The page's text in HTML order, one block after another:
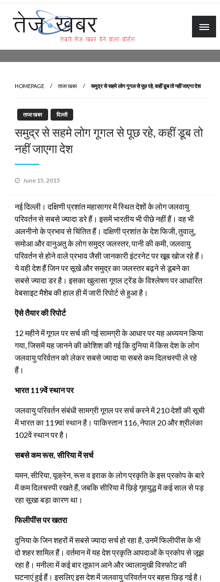
Skip
content
HOMEPAGE ताजा खबर समुद्र से सहमे लोग गूगल से पूछ रहे, कहीं डूब तो नहीं जाएगा देश
ताजा खबर दिल्ली
समुद्र से सहमे लोग गूगल से पूछ रहे, कहीं डूब तो
नहीं जाएगा देश
Posted
June 15, 2015
नई दिल्ली। दक्षिणी प्रशांत महासागर में स्थित देशों के लोग जलवायु
परिवर्तन से सबसे ज्यादा डरे हैं। इसमें भारतीय भी पीछे नहीं हैं। वह भी
अलनीनो के प्रभाव से चिंतित हैं। दक्षिणी प्रशांत के देश फिजी, तुवालु,
समोआ और वानुअतु के लोग समुद्र जलस्तर, पानी की कमी, जलवायु
परिवर्तन से होने वाले प्रभाव जैसी जानकारी इंटरनेट पर खूब खोज रहे हैं।
ये वही देश हैं जिन पर सूखे और समुद्र का जलस्तर बढ़ने से डूबने का
सबसे ज्यादा डर है। इसका खुलासा गूगल ट्रेंड के विश्लेषण पर आधारित
वेबसाइट मैशेब की हाल ही में जारी रिपोर्ट से हुआ है।
ऎसे तैयार की रिपोर्ट
12 महीने में गूगल पर सर्च की गई सामग्री के आधार पर यह अध्ययन किया
गया, जिसमें यह जानने की कोशिश की गई कि दुनिया में किस देश के लोग
जलवायु परिर्वतन को लेकर सबसे ज्यादा या सबसे कम दिलचस्पी ले रहे
हैं।
भारत 119वें स्थान पर
जलवायु परिवर्तन संबंधी सामग्री गूगल पर सर्च करने में 210 देशों की सूची
में भारत का 119वां स्थान है। पाकिस्तान 116, नेपाल 20 और श्रीलंका
102वें स्थान पर है।
सबसे कम रूस, सीरिया में सर्च
यमन, सीरिया, यूक्रेन, रूस व इराक के लोग प्रकृति के इस प्रकोप के बारे
में कम दिलचस्पी रखते हैं, जबकि सीरिया में छिड़े गृहयुद्ध में कई साल से पड़
रहा सूखा बड़ा कारण था।
फिलीपींस पर खतरा
दुनिया के जिन शहरों में सबसे ज्यादा सर्च हो रहा है, उनमें फिलीपींस के भी
दो शहर शामिल हैं। वर्तमान में यह देश प्रकृति आपदाओं के प्रकोप से जूझ
रहा है। मनीला में कई बार तूफान आने और ज्वालामुखी विस्फोट की
घटनाएं हुई हैं। इसलिए इस देश में जलवायु परिवर्तन पर बहस छिड़ गई है।